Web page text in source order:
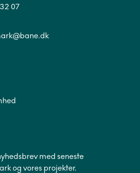
07
med seneste
og vores projekter.